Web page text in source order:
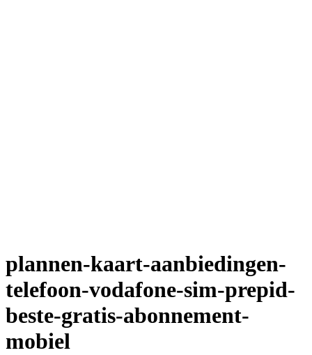
plannen-kaart-aanbiedingen-
telefoon-vodafone-sim-prepid-
beste-gratis-abonnement-
mobiel